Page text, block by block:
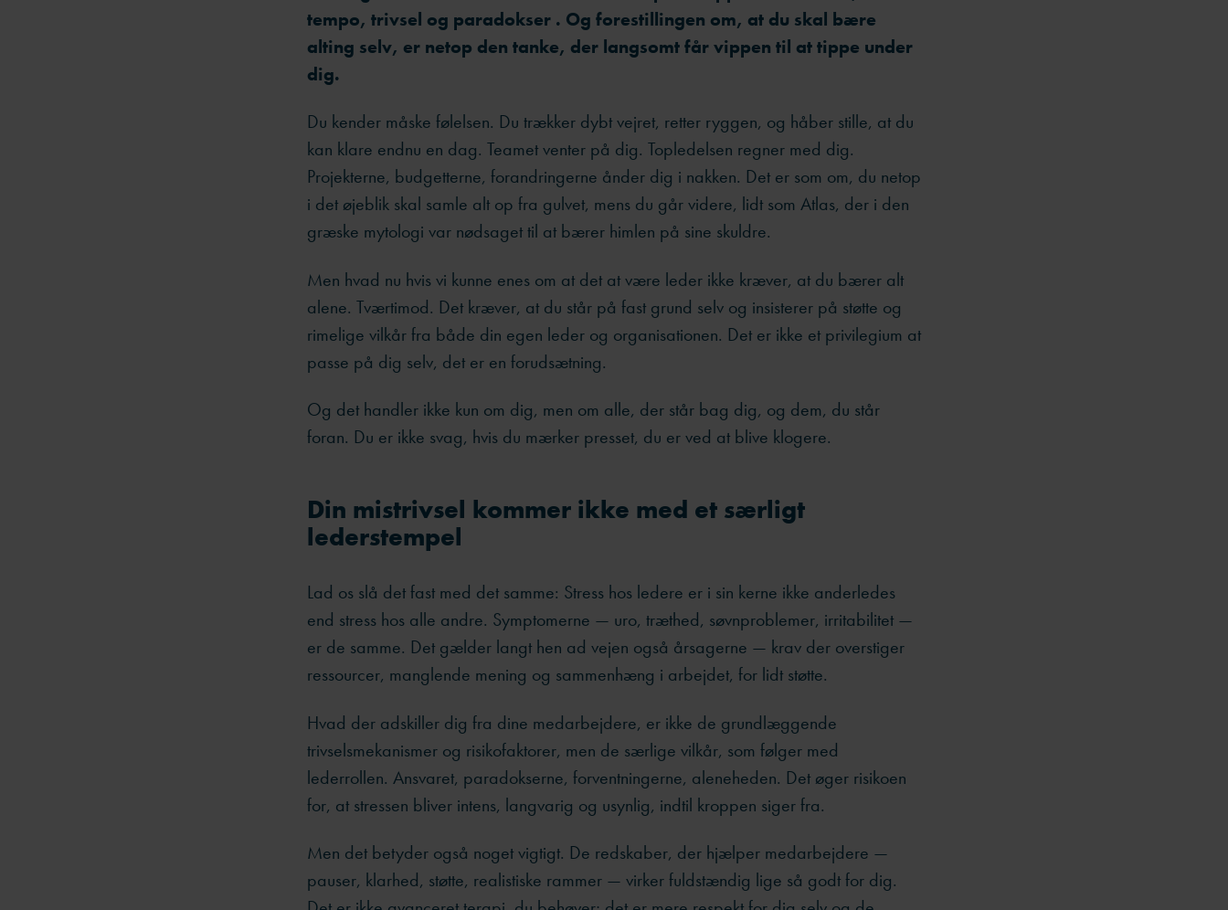
tempo, trivsel og paradokser . Og forestillingen om, at du skal bære
alting selv, er netop den tanke, der langsomt får vippen til at tippe under
dig.
Du kender måske følelsen. Du trækker dybt vejret, retter ryggen, og håber stille, at du
kan klare endnu en dag. Teamet venter på dig. Topledelsen regner med dig.
Projekterne, budgetterne, forandringerne ånder dig i nakken. Det er som om, du netop
i det øjeblik skal samle alt op fra gulvet, mens du går videre, lidt som Atlas, der i den
græske mytologi var nødsaget til at bærer himlen på sine skuldre.
Men hvad nu hvis vi kunne enes om at det at være leder ikke kræver, at du bærer alt
alene. Tværtimod. Det kræver, at du står på fast grund selv og insisterer på støtte og
rimelige vilkår fra både din egen leder og organisationen. Det er ikke et privilegium at
passe på dig selv, det er en forudsætning.
Og det handler ikke kun om dig, men om alle, der står bag dig, og dem, du står
foran. Du er ikke svag, hvis du mærker presset, du er ved at blive klogere.
Din mistrivsel kommer ikke med et særligt
lederstempel
Lad os slå det fast med det samme: Stress hos ledere er i sin kerne ikke anderledes
end stress hos alle andre. Symptomerne — uro, træthed, søvnproblemer, irritabilitet —
er de samme. Det gælder langt hen ad vejen også årsagerne — krav der overstiger
ressourcer, manglende mening og sammenhæng i arbejdet, for lidt støtte.
Hvad der adskiller dig fra dine medarbejdere, er ikke de grundlæggende
trivselsmekanismer og risikofaktorer, men de særlige vilkår, som følger med
lederrollen. Ansvaret, paradokserne, forventningerne, aleneheden. Det øger risikoen
for, at stressen bliver intens, langvarig og usynlig, indtil kroppen siger fra.
Men det betyder også noget vigtigt. De redskaber, der hjælper medarbejdere —
pauser, klarhed, støtte, realistiske rammer — virker fuldstændig lige så godt for dig.